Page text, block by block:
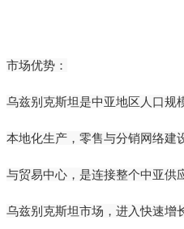
市场优势：
乌兹别克斯坦是中亚地区人口规
本地化生产，零售与分销网络建
与贸易中心，是连接整个中亚供
乌兹别克斯坦市场，进入快速增